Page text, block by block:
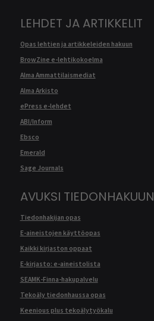
LEHDET JA ARTIKKELIT
Opas lehtien ja artikkeleiden hakuun
BrowZine e-lehtikokoelma
Alma Ammattilaismediat
Alma Arkisto
ePress e-lehdet
ABI/Inform
Ebsco
Emerald
Sage Journals
AVUKSI TIEDONHAKUUN
Tiedonhakijan opas
E-aineistojen käyttöopas
Kaikki kirjaston oppaat
E-kirjasto: e-aineistolista
SEAMK-Finna-hakupalvelu
Tekoäly tiedonhaussa opas
Keenious plus tekoälytyökalu